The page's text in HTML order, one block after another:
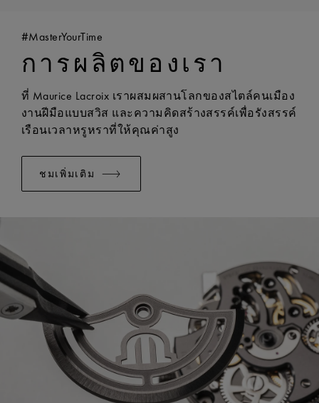
ความเข้ากันได้:
และ AI6057
ความกว้าง: 23 มม.
มีระบบเปลี่ยนแบบง่าย:
ใช่
#MasterYourTime
การผลิตของเรา
ที่ Maurice Lacroix เราผสมผสานโลกของสไตล์คนเมือง
งานฝีมือแบบสวิส และความคิดสร้างสรรค์เพื่อรังสรรค์
เรือนเวลาหรูหราที่ให้คุณค่าสูง
ชมเพิ่มเติม